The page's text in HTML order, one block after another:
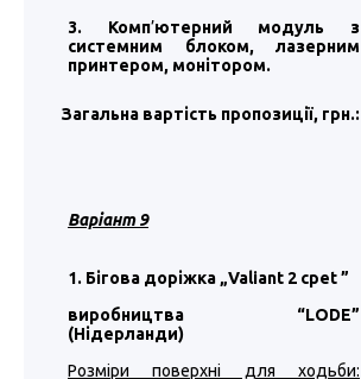
3. Комп’ютерний модуль з
системним блоком, лазерним
принтером, монітором.
Загальна вартість пропозиції, грн.:
Варіант 9
1. Бігова доріжка „Valiant 2 cpet”
виробництва “LODE”
(Нідерланди)
Розміри поверхні для ходьби: